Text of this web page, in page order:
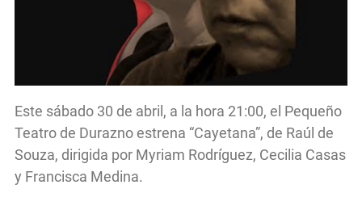
Este sábado 30 de abril, a la hora 21:00, el Pequeño
Teatro de Durazno estrena “Cayetana”, de Raúl de
Souza, dirigida por Myriam Rodríguez, Cecilia Casas
y Francisca Medina.